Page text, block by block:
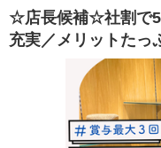
☆店長候補☆社割で
充実／メリットたっ